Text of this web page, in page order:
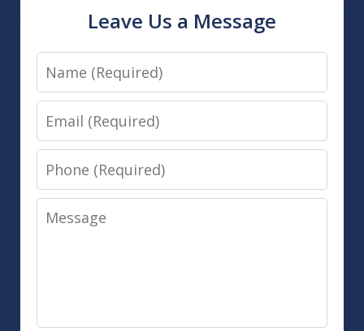
Leave Us a Message
Name
Email
Phone
Message